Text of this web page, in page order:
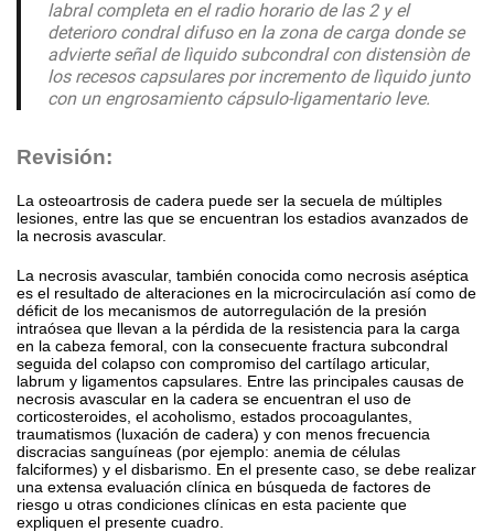
labral completa en el radio horario de las 2 y el
deterioro condral difuso en la zona de carga donde se
advierte señal de lìquido subcondral con distensiòn de
los recesos capsulares por incremento de lìquido junto
con un engrosamiento cápsulo-ligamentario leve.
Revisión:
La osteoartrosis de cadera puede ser la secuela de múltiples
lesiones, entre las que se encuentran los estadios avanzados de
la necrosis avascular.
La necrosis avascular, también conocida como necrosis aséptica
es el resultado de alteraciones en la microcirculación así como de
déficit de los mecanismos de autorregulación de la presión
intraósea que llevan a la pérdida de la resistencia para la carga
en la cabeza femoral, con la consecuente fractura subcondral
seguida del colapso con compromiso del cartílago articular,
labrum y ligamentos capsulares. Entre las principales causas de
necrosis avascular en la cadera se encuentran el uso de
corticosteroides, el acoholismo, estados procoagulantes,
traumatismos (luxación de cadera) y con menos frecuencia
discracias sanguíneas (por ejemplo: anemia de células
falciformes) y el disbarismo. En el presente caso, se debe realizar
una extensa evaluación clínica en búsqueda de factores de
riesgo u otras condiciones clínicas en esta paciente que
expliquen el presente cuadro.